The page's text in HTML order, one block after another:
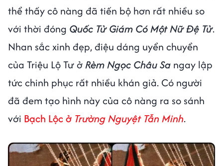
thể thấy cô nàng đã tiến bộ hơn rất nhiều so
với thời đóng Quốc Tử Giám Có Một Nữ Đệ Tử.
Nhan sắc xinh đẹp, điệu dáng uyển chuyển
của Triệu Lộ Tư ởRèm Ngọc Châu Sa ngay lập
tức chinh phục rất nhiều khán giả. Có người
đã đem tạo hình này của cô nàng ra so sánh
với Bạch Lộc ở Trường Nguyệt Tẫn Minh.